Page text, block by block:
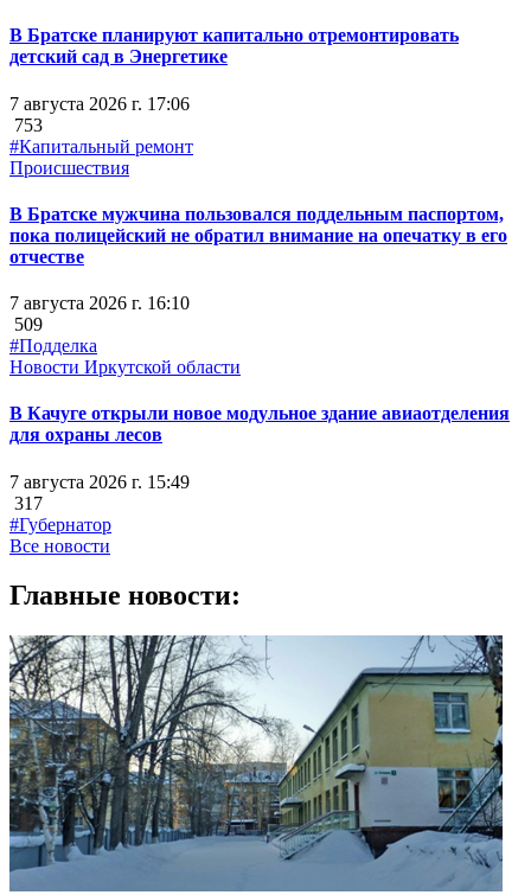
В Братске планируют капитально отремонтировать
детский сад в Энергетике
7 августа 2026 г. 17:06
753
#Капитальный ремонт
Происшествия
В Братске мужчина пользовался поддельным паспортом,
пока полицейский не обратил внимание на опечатку в его
отчестве
7 августа 2026 г. 16:10
509
#Подделка
Новости Иркутской области
В Качуге открыли новое модульное здание авиаотделения
для охраны лесов
7 августа 2026 г. 15:49
317
#Губернатор
Все новости
Главные новости: